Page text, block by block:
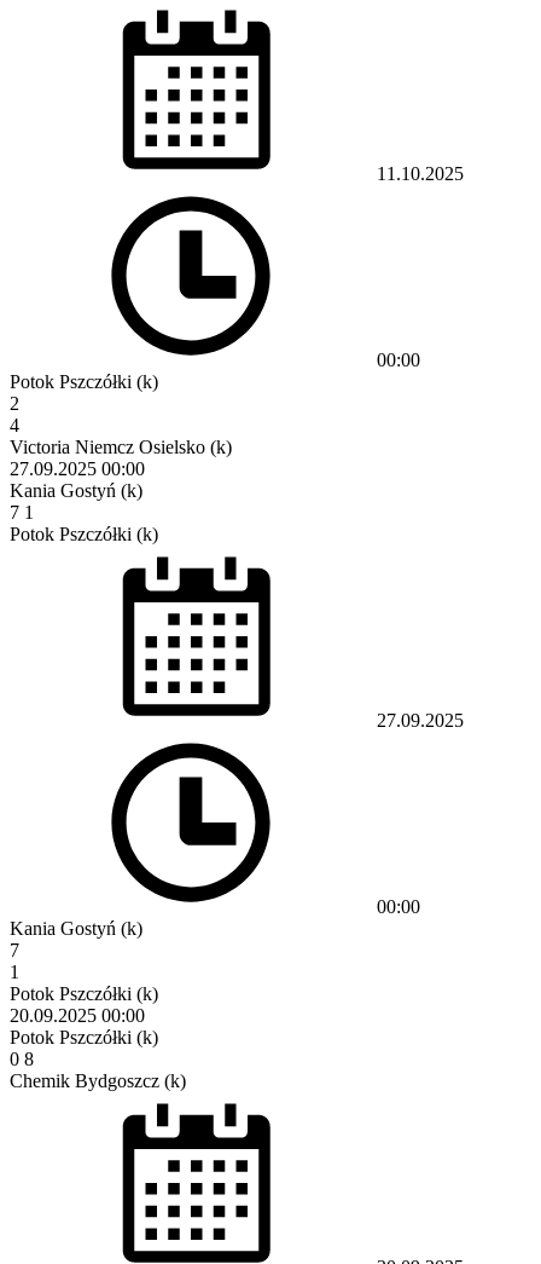
11.10.2025
00:00
Potok Pszczółki (k)
2
4
Victoria Niemcz Osielsko (k)
27.09.2025 00:00
Kania Gostyń (k)
7 1
Potok Pszczółki (k)
27.09.2025
00:00
Kania Gostyń (k)
7
1
Potok Pszczółki (k)
20.09.2025 00:00
Potok Pszczółki (k)
0 8
Chemik Bydgoszcz (k)